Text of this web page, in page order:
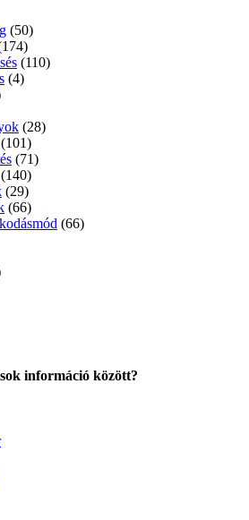
(50)
(110)
(4)
(28)
(101)
(71)
(140)
(29)
(66)
(66)
információ között?